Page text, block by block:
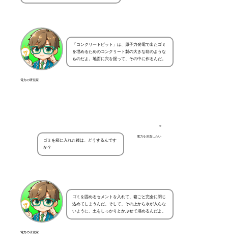
電力の研究家
「コンクリートピット」は、原子力発電で出たゴミ
を埋めるためのコンクリート製の大きな箱のような
ものだよ。地面に穴を掘って、その中に作るんだ。
電力を見直したい
ゴミを箱に入れた後は、どうするんです
か？
電力の研究家
ゴミを固めるセメントを入れて、箱ごと完全に閉じ
込めてしまうんだ。そして、その上から水が入らな
いように、土をしっかりとかぶせて埋めるんだよ。